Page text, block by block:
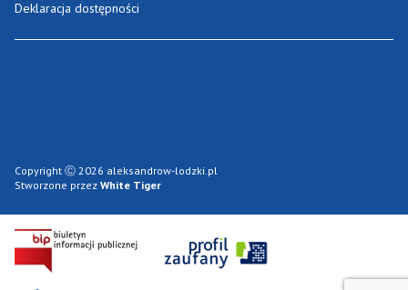
Deklaracja dostępności
Copyright Ⓒ 2026 aleksandrow-lodzki.pl
Stworzone przez White Tiger